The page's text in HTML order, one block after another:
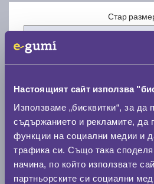
Настоящият сайт използва
Използваме „бисквитки“, за да
съдържанието и рекламите, да
функции на социални медии и
трафика си. Също така
начина, по който използвате
партньорските си социални
Стар
Нов размер